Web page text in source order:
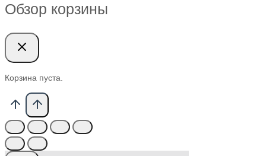
Обзор корзины
Корзина пуста.